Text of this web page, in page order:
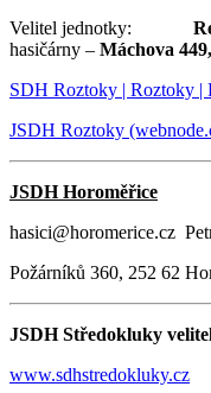
Velitel jednotky:
hasičárny – Máchova
SDH Roztoky | Roztoky |
JSDH Roztoky
JSDH Horoměřice
hasici@horomerice.cz
Požárníků 360, 252 62
JSDH Středokluky
www.sdhstredokluky.cz